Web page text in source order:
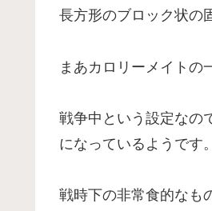
長方形のブロック状の
まあカロリーメイトの
戦争中という設定なの
になっているようです。
戦時下の非常食的なも